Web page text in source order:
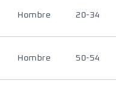
Hombre 20-34
Hombre 50-54